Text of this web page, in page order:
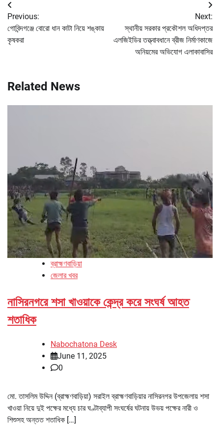
Post
navigation
Previous:
গোবিন্দগঞ্জে বোরো ধান কাটা নিয়ে শঙ্কায়
কৃষকরা
Next:
স্থানীয় সরকার প্রকৌশল অধিদপ্তর
এলজিইডির তত্ত্বাবধানে ব্রীজ নির্মাণকাজে
অনিয়মের অভিযোগ এলাকাবাসির
Related News
ব্রাহ্মণবাড়িয়া
জেলার খবর
নাসিরনগরে শসা খাওয়াকে কেন্দ্র করে সংঘর্ষ আহত
শতাধিক
Nabochatona Desk
June 11, 2025
0
মো. তাসলিম উদ্দিন (ব্রাহ্মণবাড়িয়া) সরাইল ব্রাহ্মণবাড়িয়ার নাসিরনগর উপজেলায় শসা
খাওয়া নিয়ে দুই পক্ষের মধ্যে চার ঘণ্টাব্যাপী সংঘর্ষের ঘটনায় উভয় পক্ষের নারী ও
শিশুসহ অন্তত শতাধিক […]